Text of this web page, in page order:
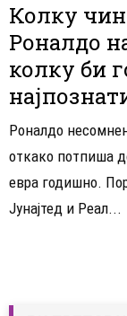
Колку
Роналдо
колку би
Роналдо
откако потпиша
евра годишно.
Јунајтед и Реал...